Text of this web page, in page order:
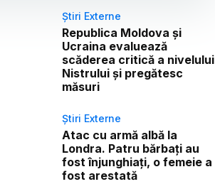
Știri Externe
Republica Moldova și
Ucraina evaluează
scăderea critică a nivelului
Nistrului și pregătesc
măsuri
Știri Externe
Atac cu armă albă la
Londra. Patru bărbați au
fost înjunghiați, o femeie a
fost arestată